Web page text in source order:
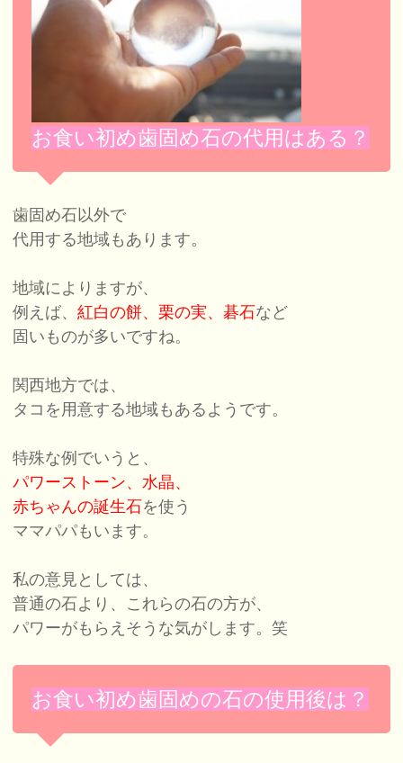
お食い初め歯固め石の代用はある？
歯固め石以外で
代用する地域もあります。
地域によりますが、
例えば、紅白の餅、栗の実、碁石など
固いものが多いですね。
関西地方では、
タコを用意する地域もあるようです。
特殊な例でいうと、
パワーストーン、水晶、
赤ちゃんの誕生石を使う
ママパパもいます。
私の意見としては、
普通の石より、これらの石の方が、
パワーがもらえそうな気がします。笑
お食い初め歯固めの石の使用後は？